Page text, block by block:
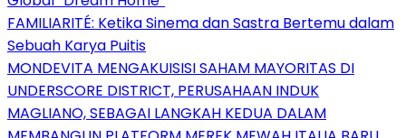
FAMILIARITÉ: Ketika Sinema dan Sastra Bertemu dalam
Sebuah Karya Puitis
MONDEVITA MENGAKUISISI SAHAM MAYORITAS DI
UNDERSCORE DISTRICT, PERUSAHAAN INDUK
MAGLIANO, SEBAGAI LANGKAH KEDUA DALAM